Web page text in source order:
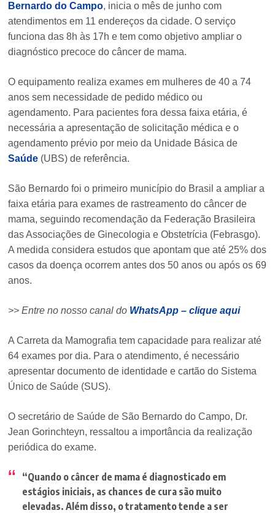
Bernardo do Campo, inicia o mês de junho com
atendimentos em 11 endereços da cidade. O serviço
funciona das 8h às 17h e tem como objetivo ampliar o
diagnóstico precoce do câncer de mama.
O equipamento realiza exames em mulheres de 40 a 74
anos sem necessidade de pedido médico ou
agendamento. Para pacientes fora dessa faixa etária, é
necessária a apresentação de solicitação médica e o
agendamento prévio por meio da Unidade Básica de
Saúde (UBS) de referência.
São Bernardo foi o primeiro município do Brasil a ampliar a
faixa etária para exames de rastreamento do câncer de
mama, seguindo recomendação da Federação Brasileira
das Associações de Ginecologia e Obstetrícia (Febrasgo).
A medida considera estudos que apontam que até 25% dos
casos da doença ocorrem antes dos 50 anos ou após os 69
anos.
>> Entre no nosso canal do WhatsApp – clique aqui
A Carreta da Mamografia tem capacidade para realizar até
64 exames por dia. Para o atendimento, é necessário
apresentar documento de identidade e cartão do Sistema
Único de Saúde (SUS).
O secretário de Saúde de São Bernardo do Campo, Dr.
Jean Gorinchteyn, ressaltou a importância da realização
periódica do exame.
“Quando o câncer de mama é diagnosticado em
estágios iniciais, as chances de cura são muito
elevadas. Além disso, o tratamento tende a ser